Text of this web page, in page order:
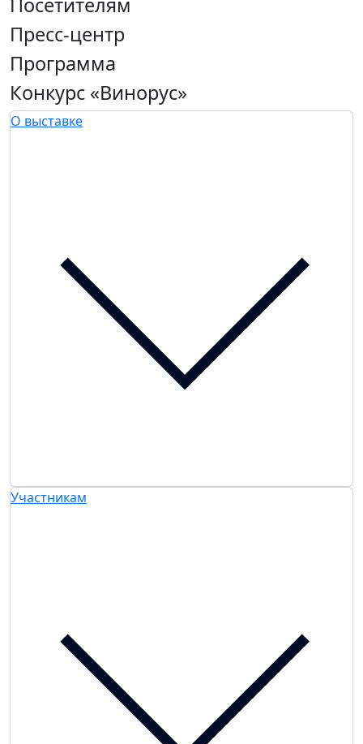
Пресс-центр
Программа
Конкурс «Винорус»
О выставке
Участникам